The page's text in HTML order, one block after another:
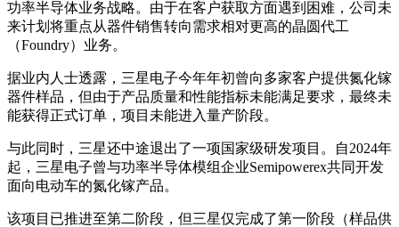
功率半导体业务战略。由于在客户获取方面遇到困难，公司未
来计划将重点从器件销售转向需求相对更高的晶圆代工
（Foundry）业务。
据业内人士透露，三星电子今年年初曾向多家客户提供氮化镓
器件样品，但由于产品质量和性能指标未能满足要求，最终未
能获得正式订单，项目未能进入量产阶段。
与此同时，三星还中途退出了一项国家级研发项目。自2024年
起，三星电子曾与功率半导体模组企业Semipowerex共同开发
面向电动车的氮化镓产品。
该项目已推进至第二阶段，但三星仅完成了第一阶段（样品供